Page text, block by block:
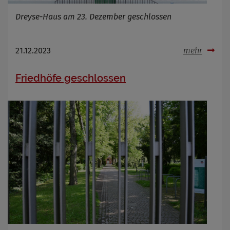
Dreyse-Haus am 23. Dezember geschlossen
21.12.2023 mehr
Friedhöfe geschlossen
Name
Cookies die bei der Verwendung von
Anbieter